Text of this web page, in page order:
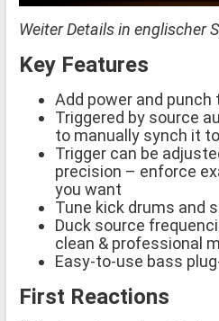
Weiter Details in englischer
Key Features
Add power and punch
Triggered by source
to manually synch it
Trigger can be
precision – enforce
you want
Tune kick drums and
Duck source
clean & professional
Easy-to-use bass
First Reactions